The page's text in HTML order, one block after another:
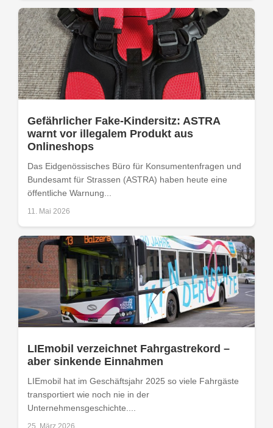
Gefährlicher Fake-Kindersitz: ASTRA
warnt vor illegalem Produkt aus
Onlineshops
Das Eidgenössisches Büro für Konsumentenfragen und
Bundesamt für Strassen (ASTRA) haben heute eine
öffentliche Warnung...
11. Mai 2026
LIEmobil verzeichnet Fahrgastrekord –
aber sinkende Einnahmen
LIEmobil hat im Geschäftsjahr 2025 so viele Fahrgäste
transportiert wie noch nie in der
Unternehmensgeschichte....
25. März 2026